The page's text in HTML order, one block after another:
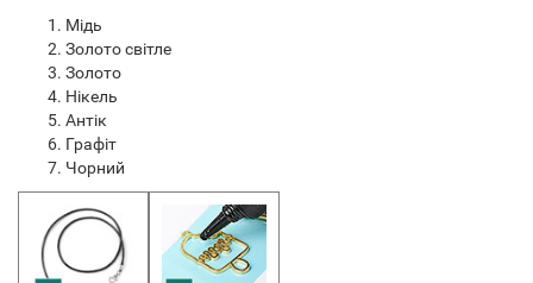
Мідь
Золото світле
Золото
Нікель
Антік
Графіт
Чорний